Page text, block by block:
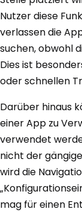
Nutzer diese
verlassen die
suchen, obwohl
Dies ist
oder schnellen
Darüber hinaus
einer App zu
verwendet
nicht der
wird die
mag für einen